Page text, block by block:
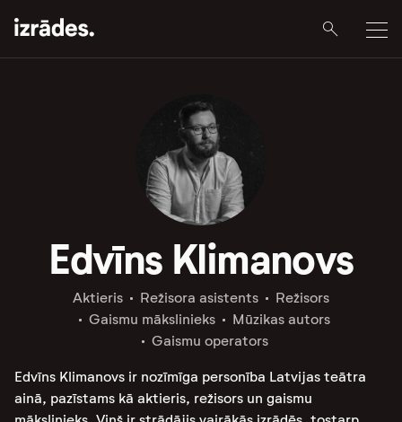
Edvīns Klimanovs
Aktieris Režisora asistents
Režisors
Gaismu mākslinieks
Mūzikas autors
Gaismu operators
Edvīns Klimanovs ir nozīmīga personība Latvijas teātra
ainā, pazīstams kā aktieris, režisors un gaismu